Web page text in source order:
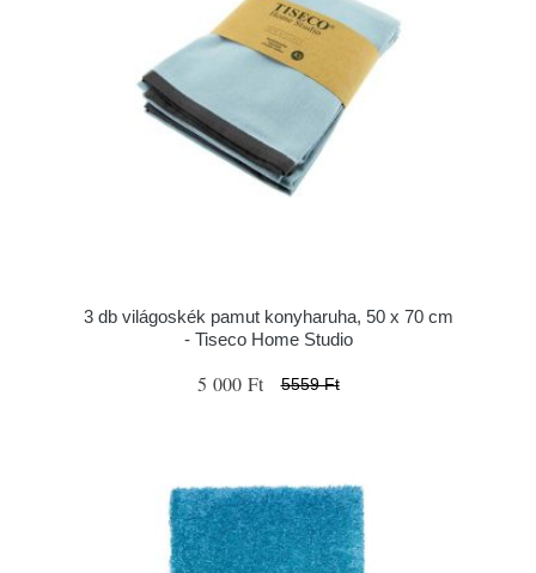
3 db világoskék pamut konyharuha, 50 x 70 cm
- Tiseco Home Studio
5 000 Ft 5559 Ft